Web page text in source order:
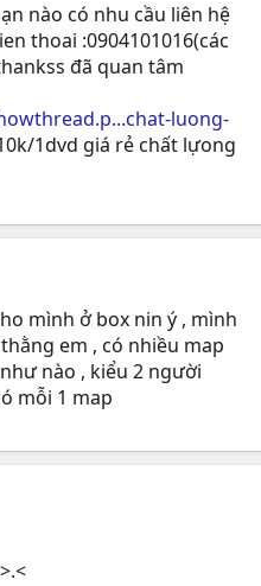
nào có nhu cầu liên hệ
thoai :0904101016(các
đã quan tâm
luong-
1dvd giá rẻ chất lựong
mình ở box nin ý , mình
em , có nhiều map
nào , kiểu 2 người
mỗi 1 map